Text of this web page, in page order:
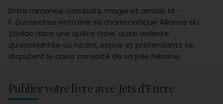
Entre romance, combats, magie et amitié, M.-
F. Ducanchez entraîne sa charismatique Alliance du
Zodiac dans une quête riche, aussi violente
qu’enchantée où néant, espoir et prétendants se
disputent le cœur convoité de sa jolie héroïne.
Publier votre livre avec Jets d'Encre